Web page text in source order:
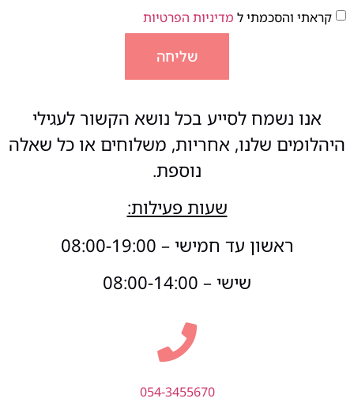
קראתי והסכמתי ל מדיניות הפרטיות
שליחה
אנו נשמח לסייע בכל נושא הקשור לעגילי
היהלומים שלנו, אחריות, משלוחים או כל שאלה
נוספת.
שעות פעילות:
ראשון עד חמישי – 08:00-19:00
שישי – 08:00-14:00
054-3455670